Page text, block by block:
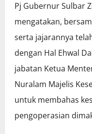
Pj Gubernur Sulbar
mengatakan,
serta jajarannya
dengan Hal Ehwal
jabatan Ketua
Nuralam Majelis
untuk membahas
pengoperasian